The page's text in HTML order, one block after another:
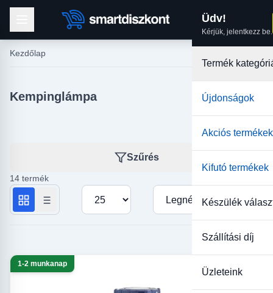
Üdv!
Kérjük, jelentkezz be.
Termék
Újdonságok
Akciós termékek
Kifutó termékek
Készülék
Szállítási díj
Üzleteink
Kezdőlap
Kempinglámpa
Szűrés
14 termék
Termékek száma oldalanként
Rendezés
1-2 munkanap